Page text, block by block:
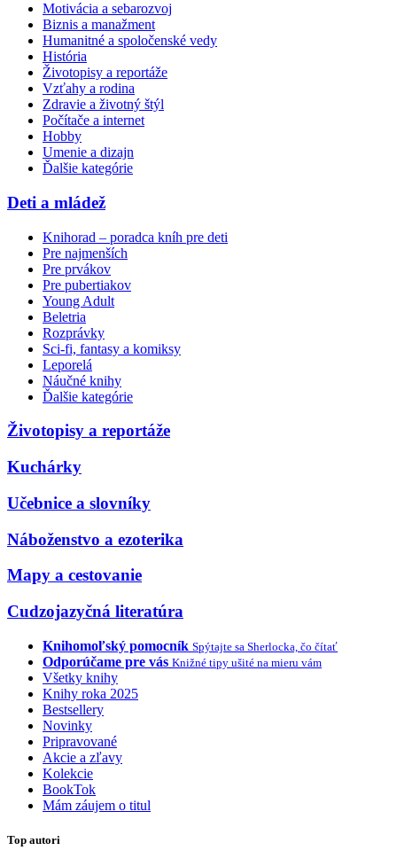
Motivácia a sebarozvoj
Biznis a manažment
Humanitné a spoločenské vedy
História
Životopisy a reportáže
Vzťahy a rodina
Zdravie a životný štýl
Počítače a internet
Hobby
Umenie a dizajn
Ďalšie kategórie
Deti a mládež
Knihorad – poradca kníh pre deti
Pre najmenších
Pre prvákov
Pre pubertiakov
Young Adult
Beletria
Rozprávky
Sci-fi, fantasy a komiksy
Leporelá
Náučné knihy
Ďalšie kategórie
Životopisy a reportáže
Kuchárky
Učebnice a slovníky
Náboženstvo a ezoterika
Mapy a cestovanie
Cudzojazyčná literatúra
Knihomoľský pomocník Spýtajte sa Sherlocka, čo čítať
Odporúčame pre vás Knižné tipy ušité na mieru vám
Všetky knihy
Knihy roka 2025
Bestsellery
Novinky
Pripravované
Akcie a zľavy
Kolekcie
BookTok
Mám záujem o titul
Top autori